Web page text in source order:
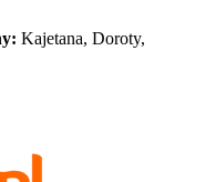
Kajetana, Doroty,